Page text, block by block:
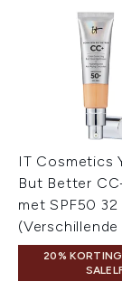
IT Cosmetics
But Better
met SPF50 32
20%